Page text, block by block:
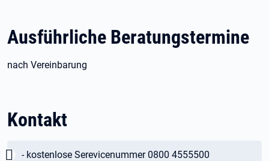
Ausführliche Beratungstermine
nach Vereinbarung
Kontakt
Wichtig:
- kostenlose Serevicenummer 0800 4555500